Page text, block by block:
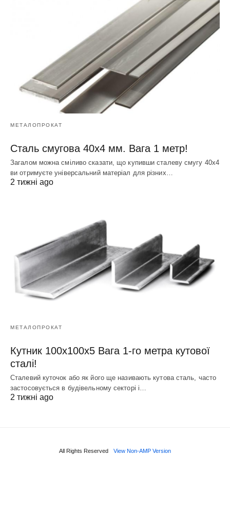
МЕТАЛОПРОКАТ
Сталь смугова 40х4 мм. Вага 1 метр!
Загалом можна сміливо сказати, що купивши сталеву смугу 40х4
ви отримуєте універсальний матеріал для різних…
2 тижні ago
МЕТАЛОПРОКАТ
Кутник 100х100х5 Вага 1-го метра кутової
сталі!
Сталевий куточок або як його ще називають кутова сталь, часто
застосовується в будівельному секторі і…
2 тижні ago
All Rights Reserved View Non-AMP Version